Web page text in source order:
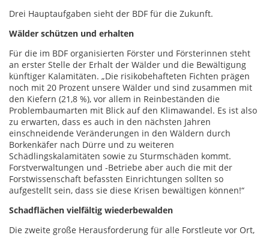
Drei Hauptaufgaben sieht der BDF für die Zukunft.
Wälder schützen und erhalten
Für die im BDF organisierten Förster und Försterinnen steht
an erster Stelle der Erhalt der Wälder und die Bewältigung
künftiger Kalamitäten. „Die risikobehafteten Fichten prägen
noch mit 20 Prozent unsere Wälder und sind zusammen mit
den Kiefern (21,8 %), vor allem in Reinbeständen die
Problembaumarten mit Blick auf den Klimawandel. Es ist also
zu erwarten, dass es auch in den nächsten Jahren
einschneidende Veränderungen in den Wäldern durch
Borkenkäfer nach Dürre und zu weiteren
Schädlingskalamitäten sowie zu Sturmschäden kommt.
Forstverwaltungen und -Betriebe aber auch die mit der
Forstwissenschaft befassten Einrichtungen sollten so
aufgestellt sein, dass sie diese Krisen bewältigen können!“
Schadflächen vielfältig wiederbewalden
Die zweite große Herausforderung für alle Forstleute vor Ort,